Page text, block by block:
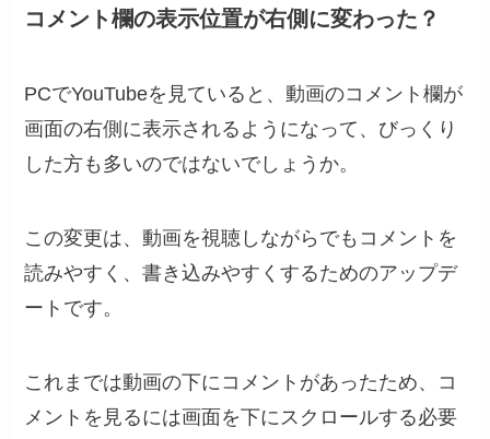
コメント欄の表示位置が右側に変わった？
PCでYouTubeを見ていると、動画のコメント欄が
画面の右側に表示されるようになって、びっくり
した方も多いのではないでしょうか。
この変更は、動画を視聴しながらでもコメントを
読みやすく、書き込みやすくするためのアップデ
ートです。
これまでは動画の下にコメントがあったため、コ
メントを見るには画面を下にスクロールする必要